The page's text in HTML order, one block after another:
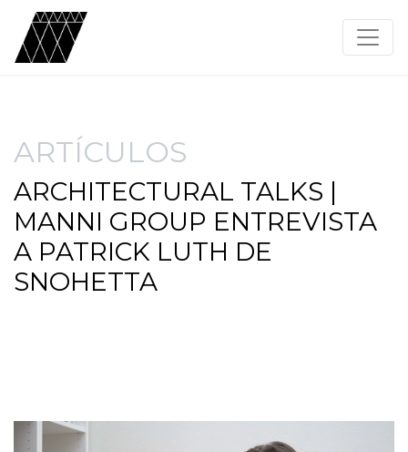
ARTÍCULOS
ARCHITECTURAL TALKS |
MANNI GROUP ENTREVISTA
A PATRICK LUTH DE
SNOHETTA